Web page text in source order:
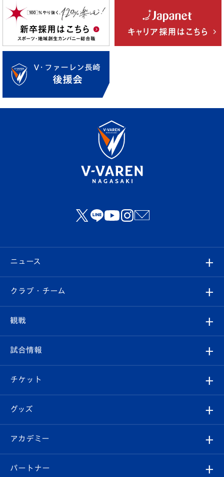
ニュース
すべて
クラブ
試合情報
チケット
イベント
メディア
クラブ・チーム
クラブ概要
エンブレム紹介
スタッフプロフィール
マスコット紹介
観戦
観戦ルール
はじめての観戦ガイド
Revive Team
ヴィヴィくんの長崎おもてなしガイド
試合情報
試合日程/結果
フォトギャラリー
スタジアムグルメ
チケット
チケット
V-LOVERS（ファンクラブ）
グッズ
オンラインショップ
アカデミー
育成からのお知らせ
パートナー